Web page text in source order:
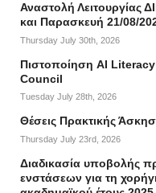
Αναστολή Λειτουργίας
και Παρασκευή 21/08/
Thursday July 30th, 2026
Πιστοποίηση AI
Council
Tuesday July 28th, 2026
Θέσεις Πρακτικής
Thursday July 23rd, 2026
Διαδικασία υποβολής
ενστάσεων για τη